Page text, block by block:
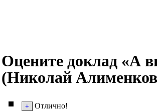
Оцените доклад «А
(Николай
Отлично!